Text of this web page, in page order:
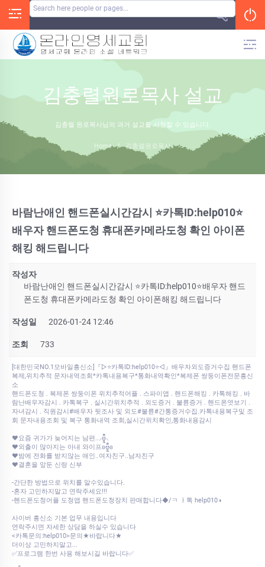
김충렬원로목사 설교
김충렬 원로목사님의 과거 설교를 시청할 수 있습니다.
Home / 김충렬원로목사
바람난애인 핸드폰실시간감시 ⭐카톡ID:help010⭐
배우자 핸드폰도청 휴대폰카메라도청 확인 아이폰
해킹 해드립니다
작성자
바람난애인 핸드폰실시간감시 ⭐카톡ID:help010⭐배우자 핸드
폰도청 휴대폰카메라도청 확인 아이폰해킹 해드립니다
작성일 2026-01-24 12:46
조회 733
[대한민국NO.1모바일흥신소]『▷⭐카톡ID:help010⭐◁』배우자외도증거수집 핸드폰
복제,위치추적 문자내역조회*카톡내용복구*통화내역확인*복제폰 쌍둥이폰전문흥신
소
핸드폰도청 . 복제폰 쌍둥이폰 위치추적어플 . 스파이앱 . 핸드폰해킹 . 카톡해킹 . 바
람난배우자감시 . 카톡복구 . 실시간위치추적 . 외도증거 . 불륜증거 . 핸드폰엿보기 .
자녀감시 . 직원감시#배우자 뒷조사 및 외도#불륜#간통증거수집.카톡내용복구및 조
회 문자내용조회 및 복구 통화내역 조회,실시간위치확인,통화내용감시
♥요즘 귀가가 늦어지는 남편..⸝ဗီူ⸜
♥외출이 많아지는 아내 와이프ʚဗီူɞ
♥밤에 전화를 받지않는 애인..여자친구..남자친구
♥결혼을 앞둔 신랑 신부
-간단한 방법으로 위치를 알수있습니다.
-혼자 고민하지말고 연락주세요!!!
-핸드폰도청어플 도청앱 핸드폰도청장치 판매합니다◆/ㅋ ㅏ톡 help010◑
사이버 흥신소 기본 업무 내용입니다
연락주시면 자세한 상담을 하실수 있습니다
<카톡문의:help010>문의★바랍니다★
더이상 고민하지말고...
✅프로그램 한번 사용 해보시길 바랍니다✅